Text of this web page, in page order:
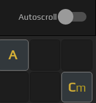
Autoscroll
A
Cm